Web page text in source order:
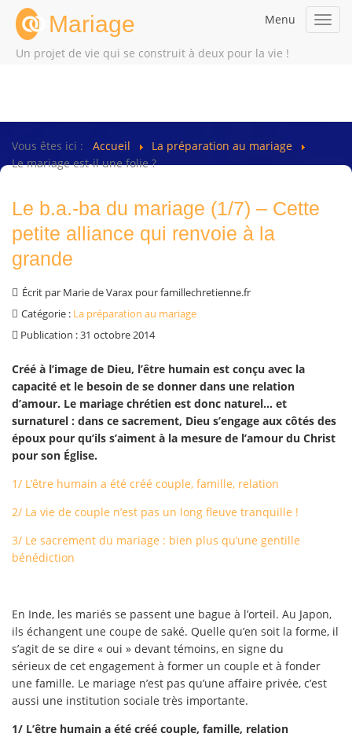
Mariage
Un projet de vie qui se construit à deux pour la vie !
Menu
Vous êtes ici : Accueil
La préparation au mariage
Le mariage est-il une folie ?
Le b.a.-ba du mariage (1/7) – Cette
petite alliance qui renvoie à la
grande
Écrit par Marie de Varax pour famillechretienne.fr
Catégorie : La préparation au mariage
Publication : 31 octobre 2014
Créé à l’image de Dieu, l’être humain est conçu avec la
capacité et le besoin de se donner dans une relation
d’amour. Le mariage chrétien est donc naturel… et
surnaturel : dans ce sacrement, Dieu s’engage aux côtés des
époux pour qu’ils s’aiment à la mesure de l’amour du Christ
pour son Église.
1/ L’être humain a été créé couple, famille, relation
2/ La vie de couple n’est pas un long fleuve tranquille !
3/ Le sacrement du mariage : bien plus qu’une gentille
bénédiction
En Inde, les mariés se passent une bague à l’orteil. Au Japon,
ils échangent une coupe de saké. Quelle qu’en soit la forme, il
s’agit de se dire « oui » devant témoins, en signe du
sérieux de cet engagement à former un couple et à fonder
une famille. Le mariage n’est pas qu’une affaire privée, c’est
aussi une institution sociale très importante.
1/ L’être humain a été créé couple, famille, relation